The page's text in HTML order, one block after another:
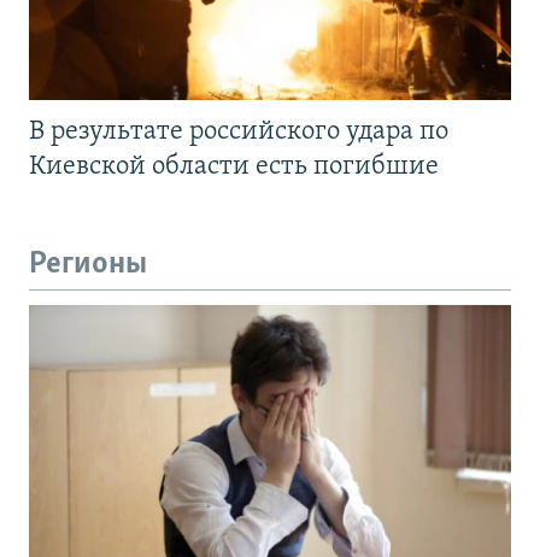
В результате российского удара по
Киевской области есть погибшие
Регионы